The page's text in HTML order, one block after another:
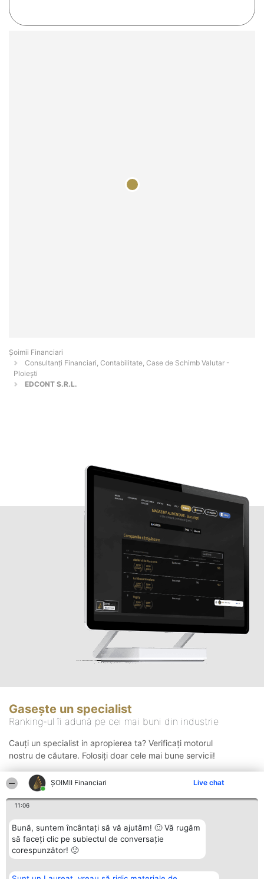
ȘOIMII Financiari Live chat
11:06
Bună, suntem încântați să vă ajutăm! 🙂 Vă rugăm
să faceți clic pe subiectul de conversație
corespunzător! 🙂
Șoimii Financiari
Consultanți Financiari, Contabilitate, Case de Schimb Valutar -
Ploieşti
EDCONT S.R.L.
Gasește un specialist
Ranking-ul îi adună pe cei mai buni din industrie
Cauți un specialist in apropierea ta? Verificați motorul
nostru de căutare. Folosiți doar cele mai bune servicii!